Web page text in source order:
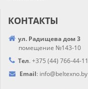
КОНТАКТЫ
ул. Радищева дом 3
помещение №143-10
Тел. +375 (44) 766-44-11
Email: info@beltexno.by